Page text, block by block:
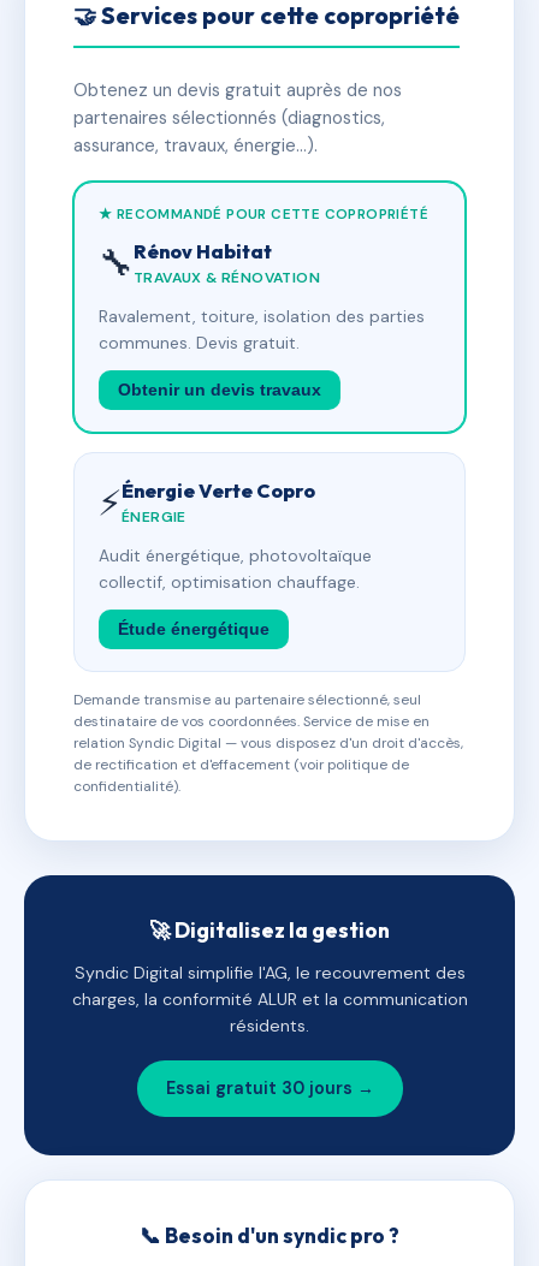
🤝 Services pour cette copropriété
Obtenez un devis gratuit auprès de nos
partenaires sélectionnés (diagnostics,
assurance, travaux, énergie…).
★ RECOMMANDÉ POUR CETTE COPROPRIÉTÉ
🔧 Rénov Habitat
TRAVAUX & RÉNOVATION
Ravalement, toiture, isolation des parties
communes. Devis gratuit.
Obtenir un devis travaux
⚡Énergie Verte Copro
ÉNERGIE
Audit énergétique, photovoltaïque
collectif, optimisation chauffage.
Étude énergétique
Demande transmise au partenaire sélectionné, seul
destinataire de vos coordonnées. Service de mise en
relation Syndic Digital — vous disposez d'un droit d'accès,
de rectification et d'effacement (voir politique de
confidentialité).
🚀 Digitalisez la gestion
Syndic Digital simplifie l'AG, le recouvrement des
charges, la conformité ALUR et la communication
résidents.
Essai gratuit 30 jours →
📞 Besoin d'un syndic pro ?